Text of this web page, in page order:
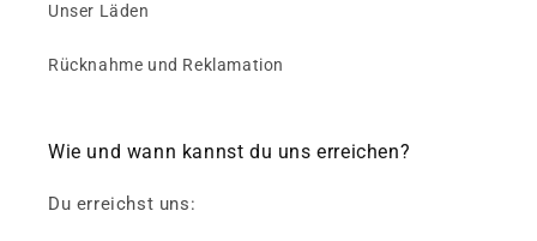
Unser Läden
Rücknahme und Reklamation
Wie und wann kannst du uns erreichen?
Du erreichst uns: